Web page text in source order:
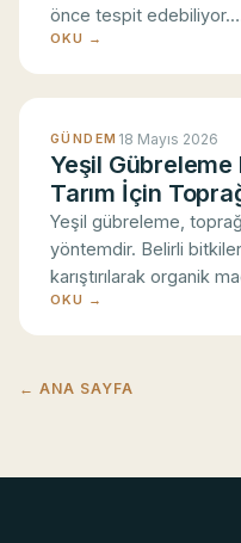
önce tespit
OKU →
GÜNDEM 18 Mayıs 2026
Yeşil
Tarım İçin
Yeşil gübreleme,
yöntemdir. Belirli
karıştırılarak organik
OKU →
← ANA SAYFA
Zorunlu çerezler
İşlevsel çerezler
Dil, bölge ve görüntüleme
deneyiminizi kolaylaştırır.
Analitik çerezler